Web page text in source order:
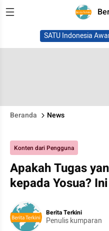
SATU Indonesia
Beranda News
Konten dari Pengguna
Apakah Tugas
kepada Yosua?
Berita Terkini
Penulis kumparan